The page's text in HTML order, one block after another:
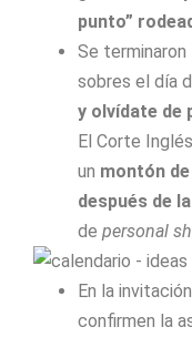
punto”
Se terminaron
sobres el día
y olvídate de
El Corte
un montón
después de
de personal
En la
confirmen la